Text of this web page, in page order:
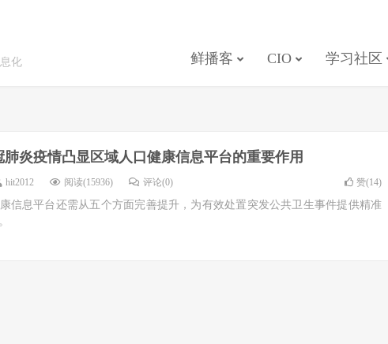
化
鲜播客 CIO 学习社区
肺炎疫情凸显区域人口健康信息平台的重要作用
hit2012 阅读(15936) 评论(0) 赞(14)
信息平台还需从五个方面完善提升，为有效处置突发公共卫生事件提供精准